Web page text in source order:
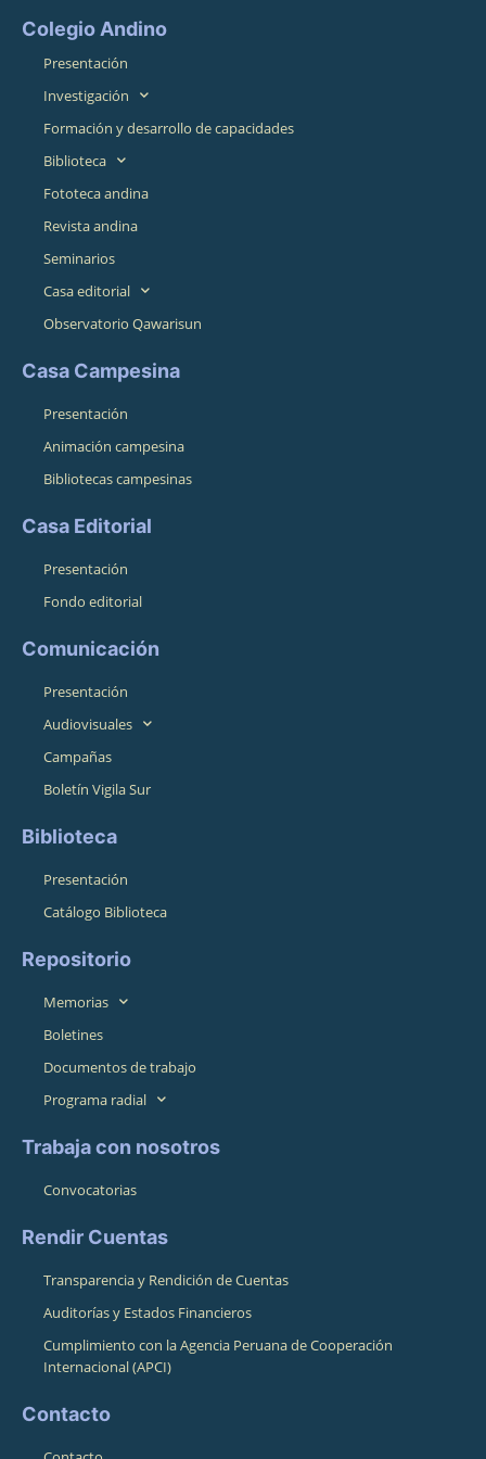
Colegio Andino
Presentación
Investigación
Formación y desarrollo de capacidades
Biblioteca
Fototeca andina
Revista andina
Seminarios
Casa editorial
Observatorio Qawarisun
Casa Campesina
Presentación
Animación campesina
Bibliotecas campesinas
Casa Editorial
Presentación
Fondo editorial
Comunicación
Presentación
Audiovisuales
Campañas
Boletín Vigila Sur
Biblioteca
Presentación
Catálogo Biblioteca
Repositorio
Memorias
Boletines
Documentos de trabajo
Programa radial
Trabaja con nosotros
Convocatorias
Rendir Cuentas
Transparencia y Rendición de Cuentas
Auditorías y Estados Financieros
Cumplimiento con la Agencia Peruana de Cooperación
Internacional (APCI)
Contacto